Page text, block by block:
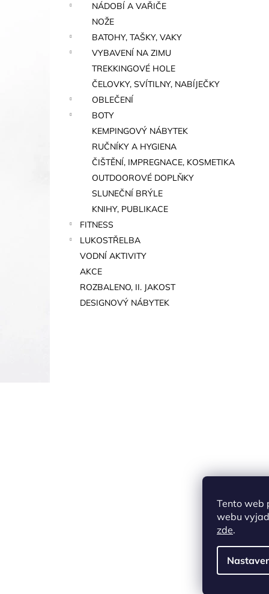
Tento web
webu
zde.
NÁDOBÍ A VAŘIČE
NOŽE
BATOHY, TAŠKY, VAKY
VYBAVENÍ NA ZIMU
TREKKINGOVÉ HOLE
ČELOVKY, SVÍTILNY, NABÍJEČKY
OBLEČENÍ
BOTY
KEMPINGOVÝ NÁBYTEK
RUČNÍKY A HYGIENA
ČIŠTĚNÍ, IMPREGNACE, KOSMETIKA
OUTDOOROVÉ DOPLŇKY
SLUNEČNÍ BRÝLE
KNIHY, PUBLIKACE
FITNESS
LUKOSTŘELBA
VODNÍ AKTIVITY
AKCE
ROZBALENO, II. JAKOST
DESIGNOVÝ NÁBYTEK